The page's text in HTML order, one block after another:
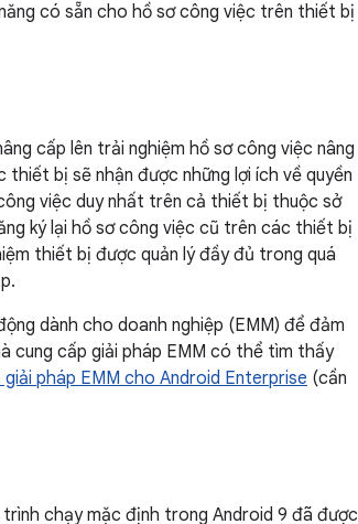
có sẵn cho hồ sơ công việc trên thiết bị
cấp lên trải nghiệm hồ sơ công việc nâng
bị sẽ nhận được những lợi ích về quyền
việc duy nhất trên cả thiết bị thuộc sở
ký lại hồ sơ công việc cũ trên các thiết bị
thiết bị được quản lý đầy đủ trong quá
dành cho doanh nghiệp (EMM) để đảm
cung cấp giải pháp EMM có thể tìm thấy
pháp EMM cho Android Enterprise (cần
chạy mặc định trong Android 9 đã được